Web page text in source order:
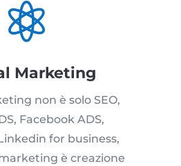

Marketing
non è solo SEO,
Facebook ADS,
for business,
è creazione